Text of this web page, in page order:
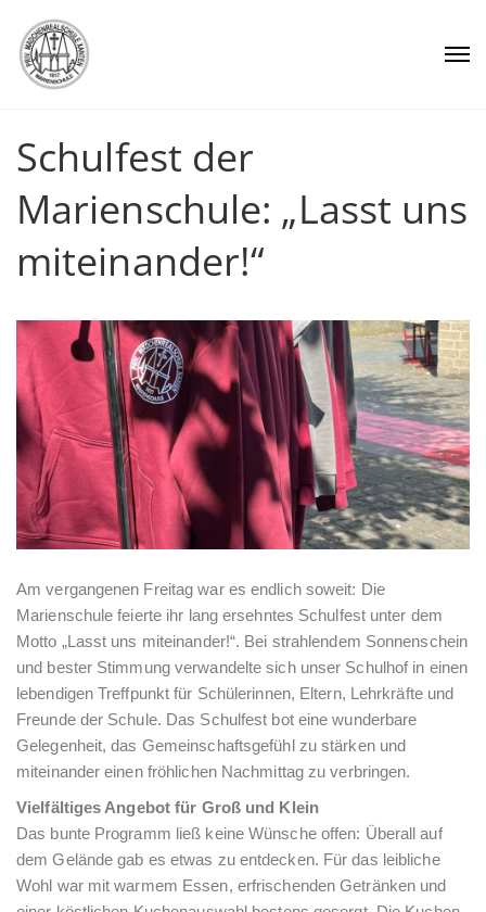
Schulfest der
Marienschule: „Lasst uns
miteinander!“
Am vergangenen Freitag war es endlich soweit: Die
Marienschule feierte ihr lang ersehntes Schulfest unter dem
Motto „Lasst uns miteinander!“. Bei strahlendem Sonnenschein
und bester Stimmung verwandelte sich unser Schulhof in einen
lebendigen Treffpunkt für Schülerinnen, Eltern, Lehrkräfte und
Freunde der Schule. Das Schulfest bot eine wunderbare
Gelegenheit, das Gemeinschaftsgefühl zu stärken und
miteinander einen fröhlichen Nachmittag zu verbringen.
Vielfältiges Angebot für Groß und Klein
Das bunte Programm ließ keine Wünsche offen: Überall auf
dem Gelände gab es etwas zu entdecken. Für das leibliche
Wohl war mit warmem Essen, erfrischenden Getränken und